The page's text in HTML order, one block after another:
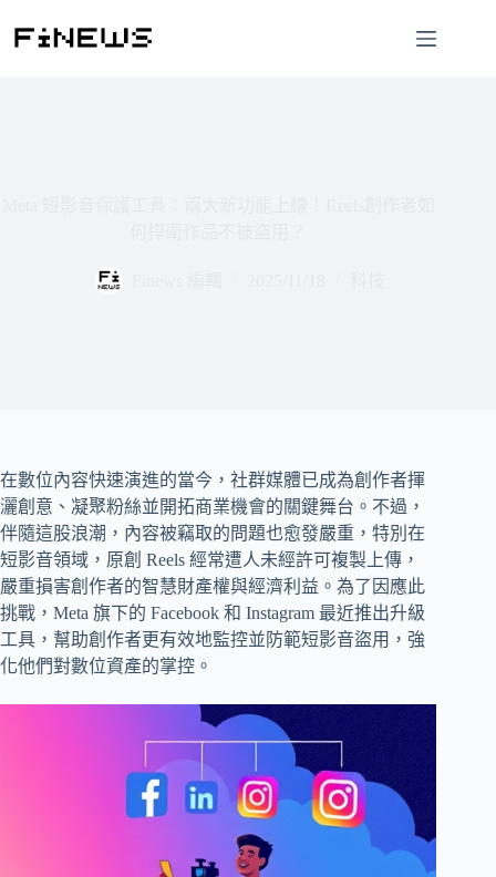
在數位內容快速演進的當今，社群媒體已成為創作者揮
灑創意、凝聚粉絲並開拓商業機會的關鍵舞台。不過，
伴隨這股浪潮，內容被竊取的問題也愈發嚴重，特別在
短影音領域，原創 Reels 經常遭人未經許可複製上傳，
嚴重損害創作者的智慧財產權與經濟利益。為了因應此
挑戰，Meta 旗下的 Facebook 和 Instagram 最近推出升級
工具，幫助創作者更有效地監控並防範短影音盜用，強
化他們對數位資產的掌控。